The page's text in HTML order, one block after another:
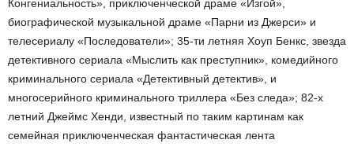
Конгениальность», приключенческой драме «Изгой»,
биографической музыкальной драме «Парни из Джерси» и
телесериалу «Последователи»; 35-ти летняя Хоуп Бенкс, звезда
детективного сериала «Мыслить как преступник», комедийного
криминального сериала «Детективный детектив», и
многосерийного криминального триллера «Без следа»; 82-х
летний Джеймс Хенди, известный по таким картинам как
семейная приключенческая фантастическая лента